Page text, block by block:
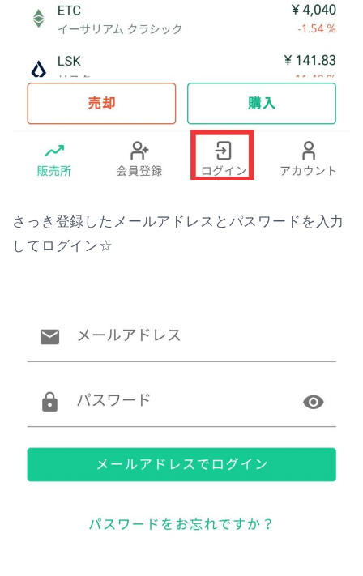
さっき登録したメールアドレスとパスワードを入力
してログイン☆